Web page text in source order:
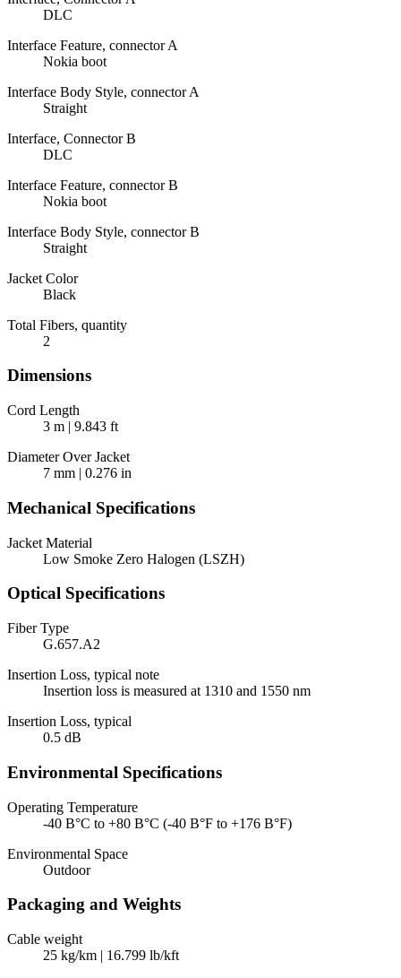
DLC
Interface Feature, connector A
Nokia boot
Interface Body Style, connector A
Straight
Interface, Connector B
DLC
Interface Feature, connector B
Nokia boot
Interface Body Style, connector B
Straight
Jacket Color
Black
Total Fibers, quantity
2
Dimensions
Cord Length
3 m | 9.843 ft
Diameter Over Jacket
7 mm | 0.276 in
Mechanical Specifications
Jacket Material
Low Smoke Zero Halogen (LSZH)
Optical Specifications
Fiber Type
G.657.A2
Insertion Loss, typical note
Insertion loss is measured at 1310 and 1550 nm
Insertion Loss, typical
0.5 dB
Environmental Specifications
Operating Temperature
-40 В°C to +80 В°C (-40 В°F to +176 В°F)
Environmental Space
Outdoor
Packaging and Weights
Cable weight
25 kg/km | 16.799 lb/kft